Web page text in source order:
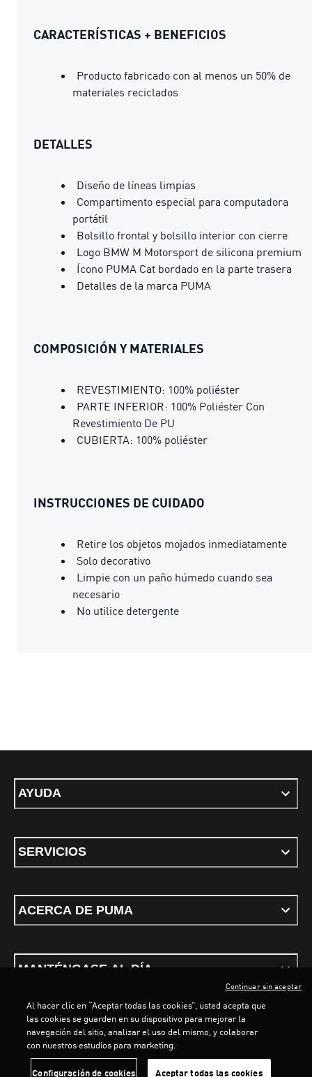
LOADING...
CARACTERÍSTICAS + BENEFICIOS
Producto fabricado con al menos un 50% de
materiales reciclados
DETALLES
Diseño de líneas limpias
Compartimento especial para computadora
portátil
Bolsillo frontal y bolsillo interior con cierre
Logo BMW M Motorsport de silicona premium
Ícono PUMA Cat bordado en la parte trasera
Detalles de la marca PUMA
COMPOSICIÓN Y MATERIALES
REVESTIMIENTO: 100% poliéster
PARTE INFERIOR: 100% Poliéster Con
Revestimiento De PU
CUBIERTA: 100% poliéster
INSTRUCCIONES DE CUIDADO
Retire los objetos mojados inmediatamente
Solo decorativo
Limpie con un paño húmedo cuando sea
necesario
No utilice detergente
AYUDA
SERVICIOS
ACERCA DE PUMA
MANTÉNGASE AL DÍA
Términos y condicionesPolítica de Privacidad
Al hacer clic en “Aceptar todas las cookies”, usted acepta que
las cookies se guarden en su dispositivo para mejorar la
navegación del sitio, analizar el uso del mismo, y colaborar
con nuestros estudios para marketing.
Configuración de cookies Aceptar todas las cookies
Continuar sin aceptar